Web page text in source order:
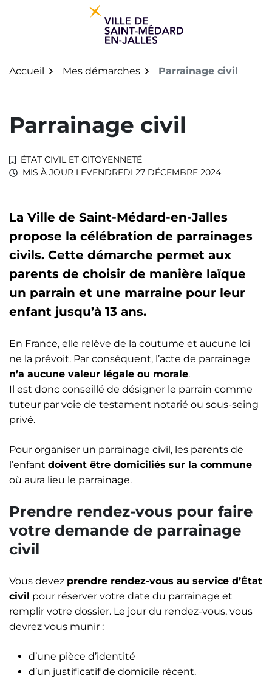
Accueil Mes démarches Parrainage civil
Parrainage civil
ÉTAT CIVIL ET CITOYENNETÉ
MIS À JOUR LEVENDREDI 27 DÉCEMBRE 2024
La Ville de Saint-Médard-en-Jalles
propose la célébration de parrainages
civils. Cette démarche permet aux
parents de choisir de manière laïque
un parrain et une marraine pour leur
enfant jusqu’à 13 ans.
En France, elle relève de la coutume et aucune loi
ne la prévoit. Par conséquent, l’acte de parrainage
n’a aucune valeur légale ou morale.
Il est donc conseillé de désigner le parrain comme
tuteur par voie de testament notarié ou sous-seing
privé.
Pour organiser un parrainage civil, les parents de
l’enfant doivent être domiciliés sur la commune
où aura lieu le parrainage.
Prendre rendez-vous pour faire
votre demande de parrainage
civil
Vous devez prendre rendez-vous au service d’État
civil pour réserver votre date du parrainage et
remplir votre dossier. Le jour du rendez-vous, vous
devrez vous munir :
d’une pièce d’identité
d’un justificatif de domicile récent.